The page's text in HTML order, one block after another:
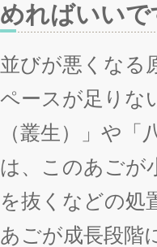
めればいいで
並びが悪くなる
ペースが足りな
（叢生）」や
は、このあごが
を抜くなどの処
あごが成長段階